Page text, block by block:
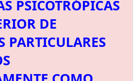
PSICOTRÓPICAS
DE
PARTICULARES